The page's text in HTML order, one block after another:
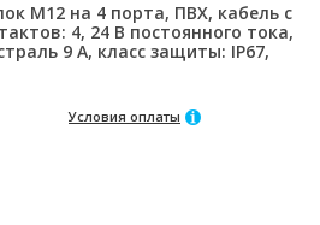
M12 на 4 порта, ПВХ, кабель с
4, 24 В постоянного тока,
9 А, класс защиты: IP67,
Условия оплаты